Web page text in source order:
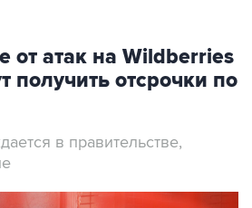
от атак на Wildberries
получить отсрочки по
в правительстве,